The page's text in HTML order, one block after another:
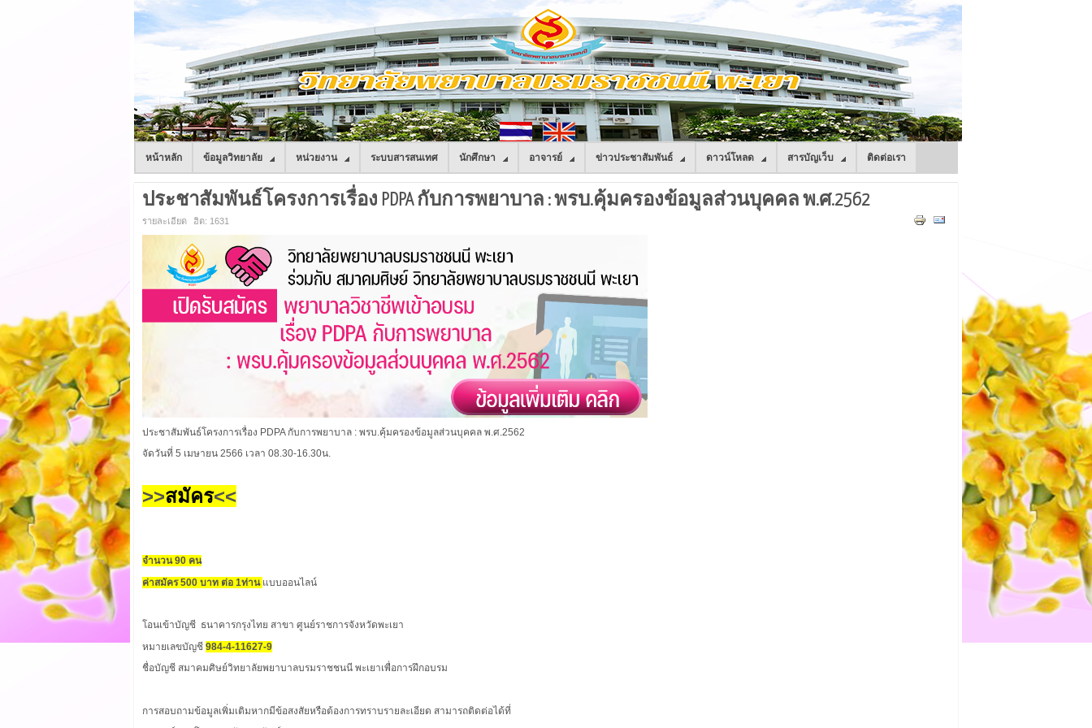
หน้าหลัก ข้อมูลวิทยาลัย หน่วยงาน ระบบสารสนเทศ นักศึกษา อาจารย์ ข่าวประชาสัมพันธ์ ดาวน์โหลด สารบัญเว็บ ติดต่อเรา
ประชาสัมพันธ์โครงการเรื่อง PDPA กับการพยาบาล : พรบ.คุ้มครองข้อมูลส่วนบุคคล พ.ศ.2562
รายละเอียด ฮิต: 1631
ประชาสัมพันธ์โครงการเรื่อง PDPA กับการพยาบาล : พรบ.คุ้มครองข้อมูลส่วนบุคคล พ.ศ.2562
จัดวันที่ 5 เมษายน 2566 เวลา 08.30-16.30น.
>>สมัคร<<
จำนวน 90 คน
ค่าสมัคร 500 บาท ต่อ 1ท่าน แบบออนไลน์
โอนเข้าบัญชี ธนาคารกรุงไทย สาขา ศูนย์ราชการจังหวัดพะเยา
หมายเลขบัญชี 984-4-11627-9
ชื่อบัญชี สมาคมศิษย์วิทยาลัยพยาบาลบรมราชชนนี พะเยาเพื่อการฝึกอบรม
การสอบถามข้อมูลเพิ่มเติมหากมีข้อสงสัยหรือต้องการทราบรายละเอียด สามารถติดต่อได้ที่